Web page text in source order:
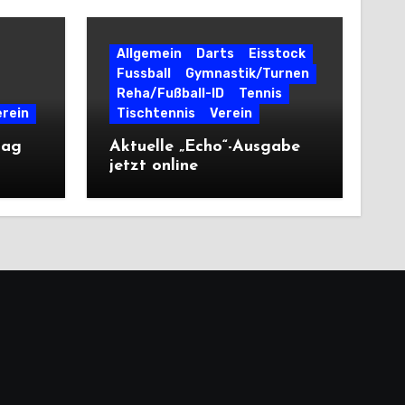
Allgemein Darts
Eisstock
Fussball
Gymnastik/Turnen
Reha/Fußball-ID
Tennis
Tischtennis
Verein
Aktuelle „Echo“-Ausgabe
jetzt online